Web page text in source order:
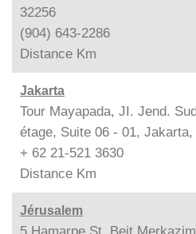
32256
(904) 643-2286
Distance Km
Jakarta
Tour Mayapada, JI. Jend.
étage, Suite 06 - 01, Jakarta,
+ 62 21-521 3630
Distance Km
Jérusalem
5 Hamarpe St. Beit